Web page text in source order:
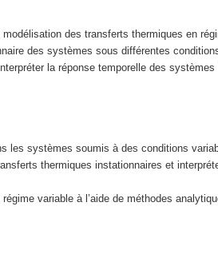
des transferts thermiques en
des systèmes sous différentes
la réponse temporelle des systèmes
les systèmes soumis à des conditions
thermiques instationnaires et
variable à l’aide de méthodes